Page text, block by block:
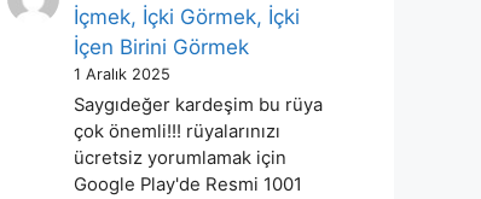
İçmek, İçki Görmek, İçki
İçen Birini Görmek
1 Aralık 2025
Saygıdeğer kardeşim bu rüya
çok önemli!!! rüyalarınızı
ücretsiz yorumlamak için
Google Play'de Resmi 1001